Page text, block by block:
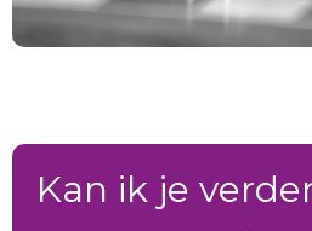
Kan ik je